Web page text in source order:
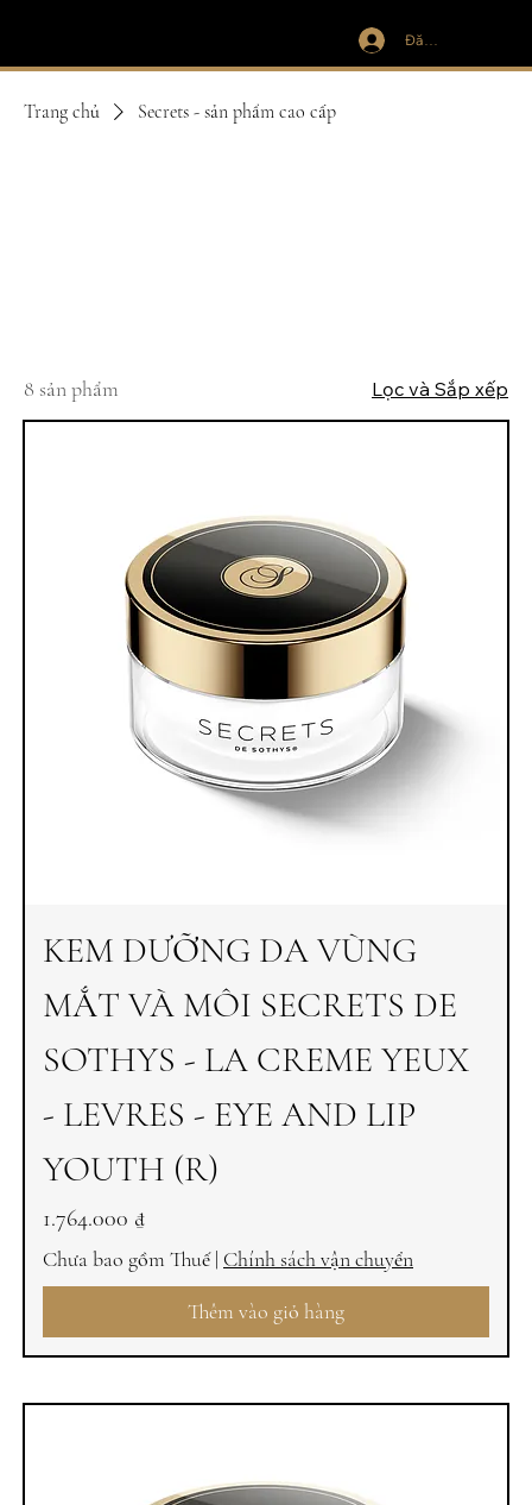
Đăng nhập
Trang chủ Secrets - sản phẩm cao cấp
8 sản phẩm Lọc và Sắp xếp
KEM DƯỠNG DA VÙNG
MẮT VÀ MÔI SECRETS DE
SOTHYS - LA CREME YEUX
- LEVRES - EYE AND LIP
YOUTH (R)
Giá
1.764.000 ₫
Chưa bao gồm Thuế| Chính sách vận chuyển
Thêm vào giỏ hàng